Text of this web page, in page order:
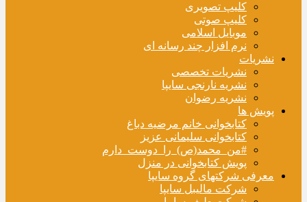
کلیپ تصویری
کلیپ صوتی
موبایل اسلامی
نرم افزار چند رسانه ای
نشریات
نشریات تخصصی
نشریه نارنجی سایپا
نشریه رضوان
پویش ها
کتابخوانی خانم مرضیه دباغ
کتابخوانی سلیمانی عزیز
#من_محمد(ص)_را_دوست_دارم
پویش کتابخوانی در منزل
معرفی شرکتهای گروه سایپا
شرکت مالیبل سایپا